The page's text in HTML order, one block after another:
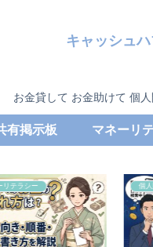
キャッシュ
お金貸して お金助けて 個
有掲示板 マネーリ
融資 個